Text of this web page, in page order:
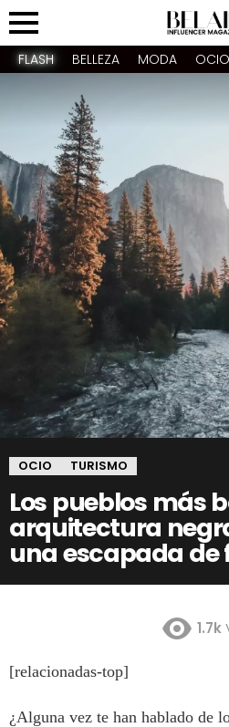
Menu
FLASH BELLEZA MODA OCIO
OCIO TURISMO
Los pueblos más
arquitectura
una escapada de
1.7k
[relacionadas-top]
¿Alguna vez te han hablado de